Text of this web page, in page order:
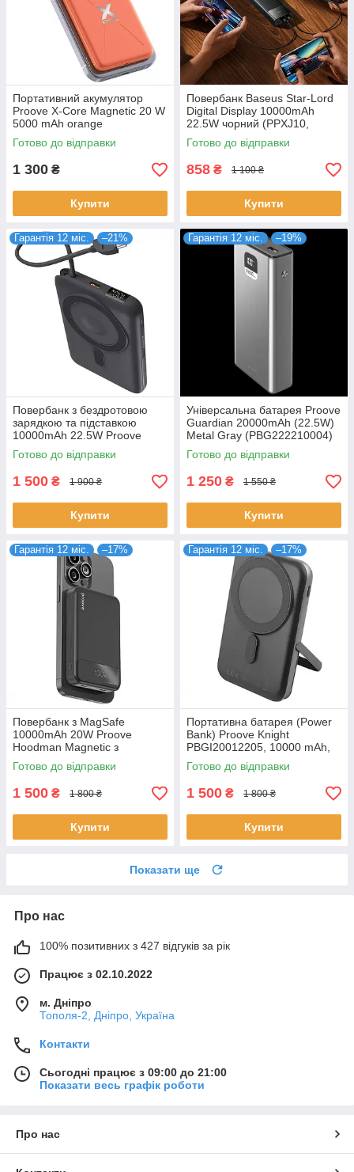
Портативний акумулятор
Proove X-Core Magnetic 20 W
5000 mAh orange
(PNXC20010018)
Готово до відправки
1 300 ₴
Купити
Повербанк Baseus Star-Lord
Digital Display 10000mAh
22.5W чорний (PPXJ10,
PPXJ100001)
Готово до відправки
858 ₴ 1 100 ₴
Купити
Гарантія 12 міс. –21%
Повербанк з бездротовою
зарядкою та підставкою
10000mAh 22.5W Proove
Moon Rock 2in1 iWatch QI
сірий (PBR122012105)
Готово до відправки
1 500 ₴ 1 900 ₴
Купити
Гарантія 12 міс. –19%
Універсальна батарея Proove
Guardian 20000mAh (22.5W)
Metal Gray (PBG222210004)
Готово до відправки
1 250 ₴ 1 550 ₴
Купити
Гарантія 12 міс. –17%
Повербанк з MagSafe
10000mAh 20W Proove
Hoodman Magnetic з
бездротовою зарядкою
чорний (PBH120010001)
Готово до відправки
1 500 ₴ 1 800 ₴
Купити
Гарантія 12 міс. –17%
Портативна батарея (Power
Bank) Proove Knight
PBGI20012205, 10000 mAh,
Сірий
Готово до відправки
1 500 ₴ 1 800 ₴
Купити
Показати ще
Про нас
100% позитивних з 427 відгуків за рік
Працює з 02.10.2022
м. Дніпро
Тополя-2, Дніпро, Україна
Контакти
Сьогодні працює з 09:00 до 21:00
Показати весь графік роботи
Про нас